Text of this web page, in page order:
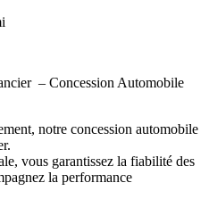
– Concession Automobile
notre concession automobile
vous garantissez la fiabilité des
la performance